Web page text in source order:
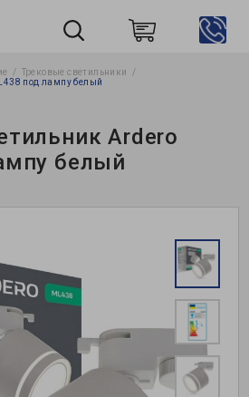
Трековые светильники
под лампу белый
Ardero
белый